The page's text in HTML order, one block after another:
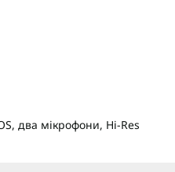
два мікрофони, Hi-Res